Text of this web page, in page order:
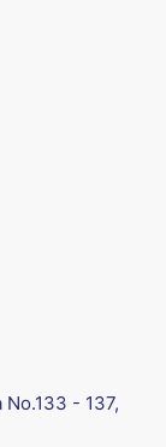
- 137,